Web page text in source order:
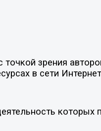
зрения
в сети
которых